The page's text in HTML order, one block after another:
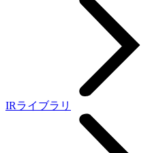
IRライブラリ